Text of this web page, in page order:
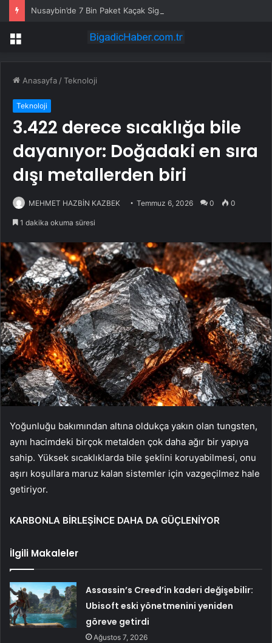
Nusaybin’de 7 Bin Paket Kaçak Sigara Ele Geçirildi
Menü
Anasayfa /Teknoloji
Teknoloji
3.422 derece sıcaklığa bile
dayanıyor: Doğadaki en sıra
dışı metallerden biri
MEHMET HAZBİN KAZBEK Temmuz 6, 2026 0 0
1 dakika okuma süresi
Yoğunluğu bakımından altına oldukça yakın olan tungsten,
aynı hacimdeki birçok metalden çok daha ağır bir yapıya
sahip. Yüksek sıcaklıklarda bile şeklini koruyabilmesi, onu
aşırı koşullara maruz kalan sistemler için vazgeçilmez hale
getiriyor.
KARBONLA BİRLEŞİNCE DAHA DA GÜÇLENİYOR
İlgili Makaleler
Assassin’s Creed’in kaderi değişebilir:
Ubisoft eski yönetmenini yeniden
göreve getirdi
Ağustos 7, 2026